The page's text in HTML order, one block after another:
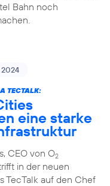
Bahn noch
TECTALK:
eine starke
CEO von O2
in der neuen
TecTalk auf den Chef